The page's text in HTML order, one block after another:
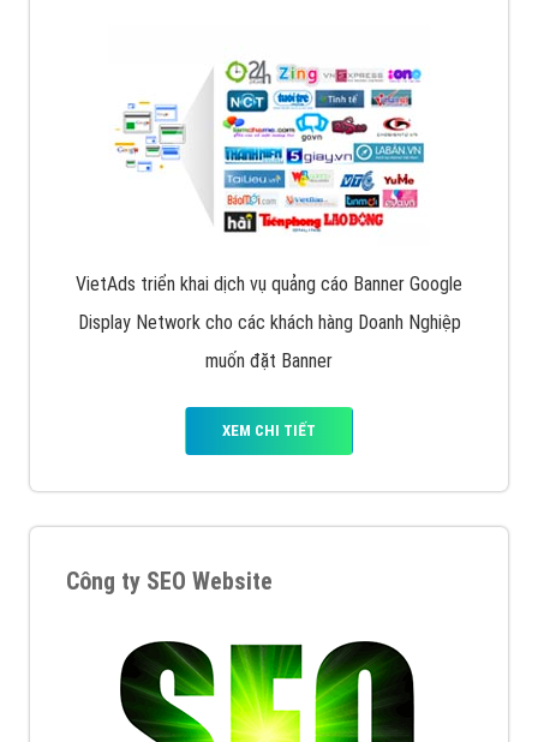
VietAds triển khai dịch vụ quảng cáo Banner Google
Display Network cho các khách hàng Doanh Nghiệp
muốn đặt Banner
XEM CHI TIẾT
Công ty SEO Website